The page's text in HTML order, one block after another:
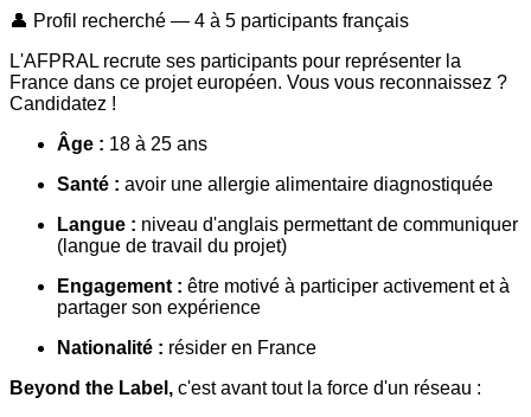
👤 Profil recherché — 4 à 5 participants français
L'AFPRAL recrute ses participants pour représenter la
France dans ce projet européen. Vous vous reconnaissez ?
Candidatez !
Âge : 18 à 25 ans
Santé : avoir une allergie alimentaire diagnostiquée
Langue : niveau d'anglais permettant de communiquer
(langue de travail du projet)
Engagement : être motivé à participer activement et à
partager son expérience
Nationalité : résider en France
Beyond the Label, c'est avant tout la force d'un réseau :